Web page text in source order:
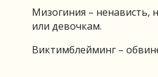
Мизогиния –
или девочкам.
Виктимблейминг –